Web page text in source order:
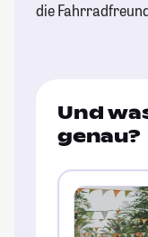
die
Und
genau?